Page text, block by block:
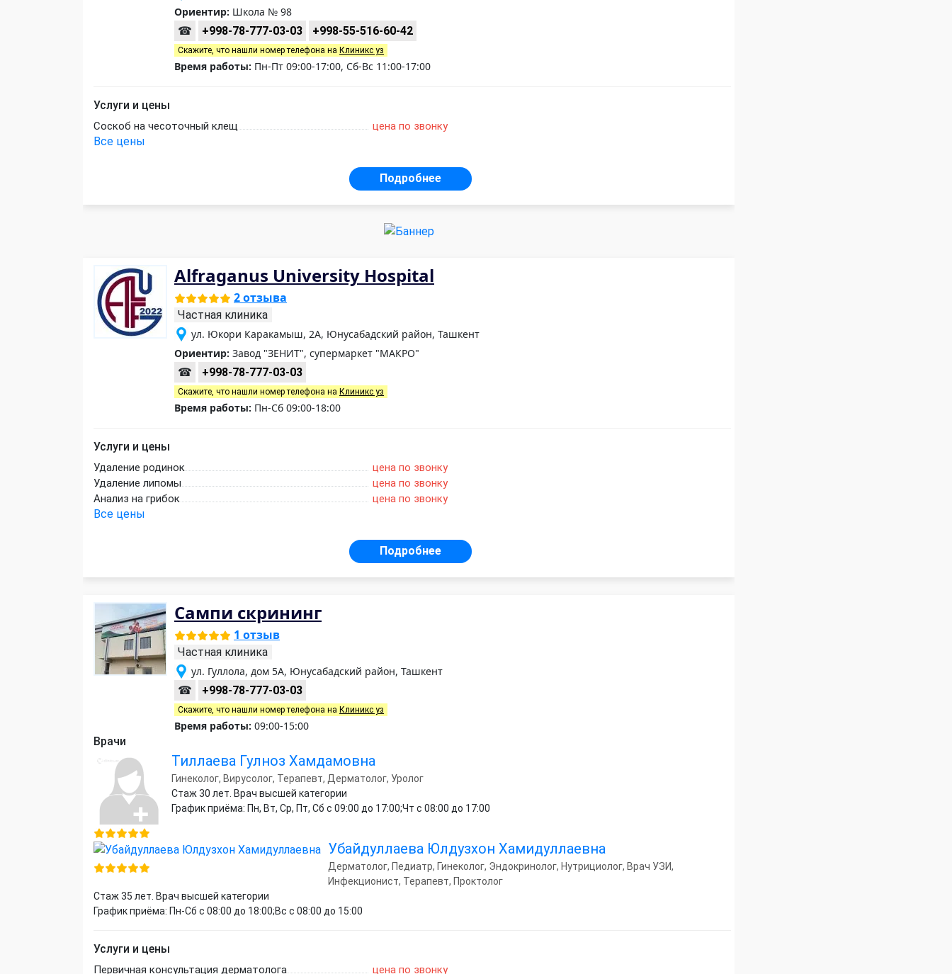
Ориентир: Школа № 98
☎
+998-78-777-03-03 +998-55-516-60-42
Скажите, что нашли номер телефона на Клиникс уз
Время работы: Пн-Пт 09:00-17:00, Сб-Вс 11:00-17:00
Услуги и цены
Соскоб на чесоточный клещ цена по звонку
Все цены
Подробнее
Alfraganus University Hospital
2 отзыва
Частная клиника
ул. Юкори Каракамыш, 2А, Юнусабадский район, Ташкент
Ориентир: Завод "ЗЕНИТ", супермаркет "МАКРО"
☎
+998-78-777-03-03
Скажите, что нашли номер телефона на Клиникс уз
Время работы: Пн-Сб 09:00-18:00
Услуги и цены
Удаление родинок
цена по звонку
Удаление липомы
цена по звонку
Анализ на грибок
цена по звонку
Все цены
Подробнее
Сампи скрининг
1 отзыв
Частная клиника
ул. Гуллола, дом 5А, Юнусабадский район, Ташкент
☎
+998-78-777-03-03
Скажите, что нашли номер телефона на Клиникс уз
Время работы: 09:00-15:00
Врачи
Тиллаева Гулноз Хамдамовна
Гинеколог, Вирусолог, Терапевт, Дерматолог, Уролог
Стаж 30 лет. Врач высшей категории
График приёма: Пн, Вт, Ср, Пт, Сб с 09:00 до 17:00;Чт с 08:00 до 17:00
Убайдуллаева Юлдузхон Хамидуллаевна
Дерматолог, Педиатр, Гинеколог, Эндокринолог, Нутрициолог, Врач УЗИ,
Инфекционист, Терапевт, Проктолог
Стаж 35 лет. Врач высшей категории
График приёма: Пн-Сб с 08:00 до 18:00;Вс с 08:00 до 15:00
Услуги и цены
Первичная консультация дерматолога цена по звонку